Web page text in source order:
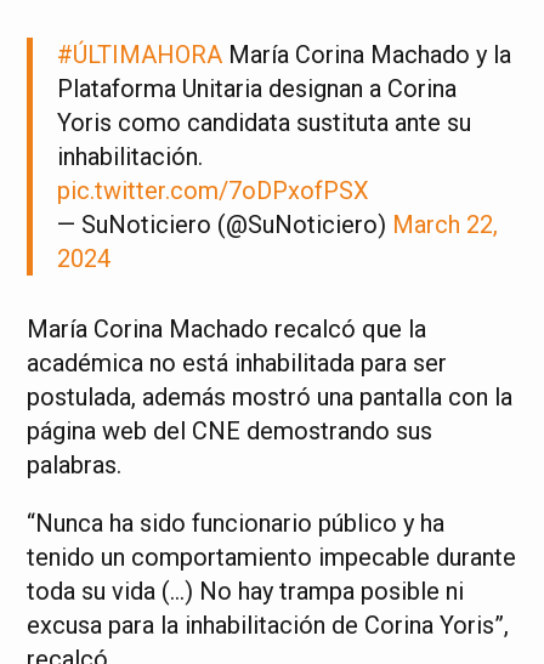
#ÚLTIMAHORA María Corina Machado y la
Plataforma Unitaria designan a Corina
Yoris como candidata sustituta ante su
inhabilitación.
pic.twitter.com/7oDPxofPSX
— SuNoticiero (@SuNoticiero) March 22,
2024
María Corina Machado recalcó que la
académica no está inhabilitada para ser
postulada, además mostró una pantalla con la
página web del CNE demostrando sus
palabras.
“Nunca ha sido funcionario público y ha
tenido un comportamiento impecable durante
toda su vida (…) No hay trampa posible ni
excusa para la inhabilitación de Corina Yoris”,